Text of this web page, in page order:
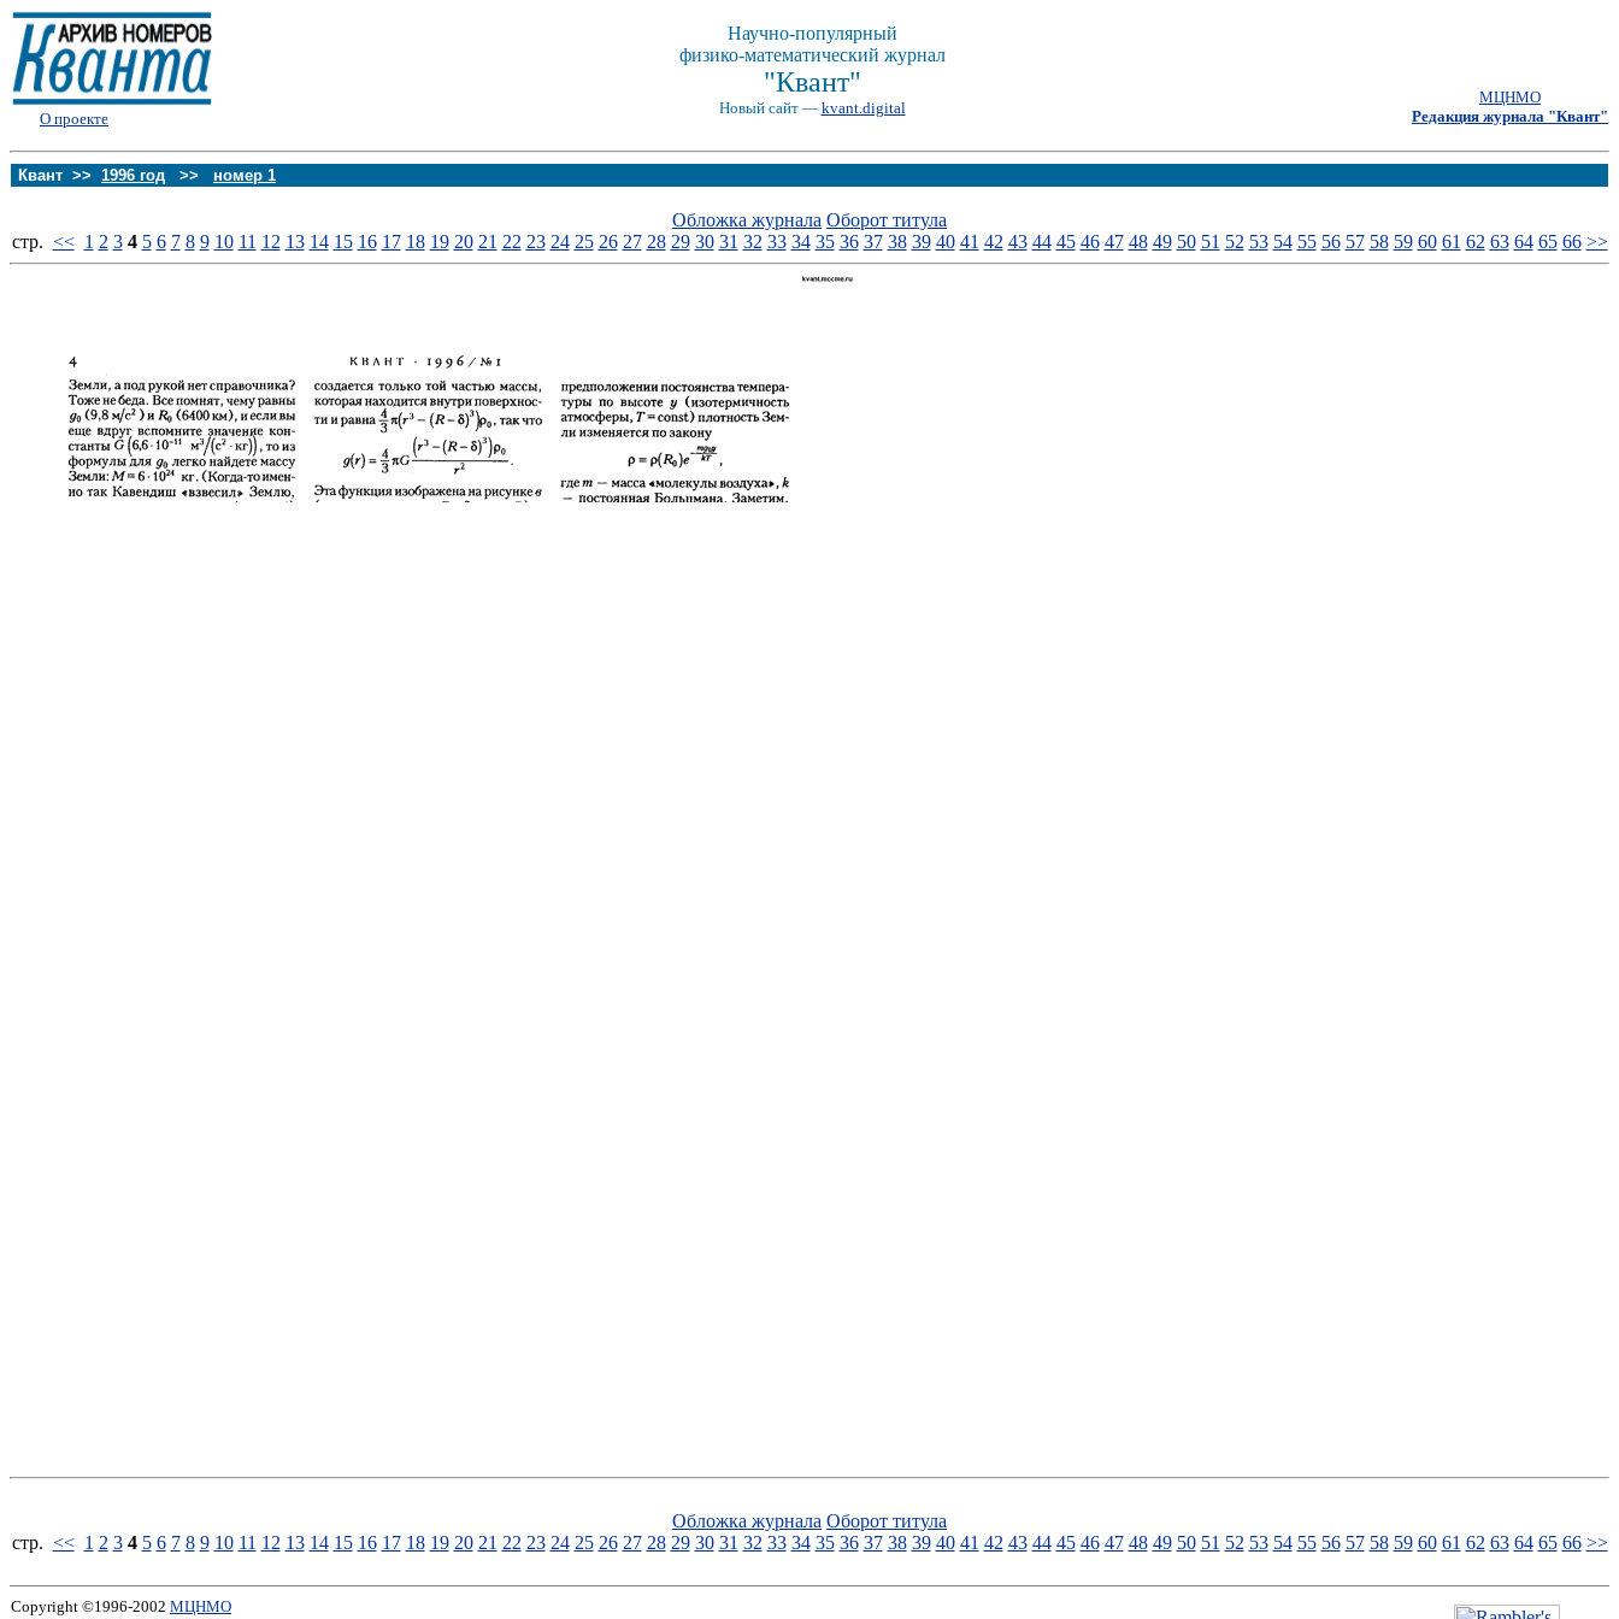
О проекте
Научно-популярный
физико-математический журнал
"Квант"
Новый сайт — kvant.digital
МЦНМО
Редакция журнала "Квант"
Квант >> 1996 год >> номер 1
Обложка журнала Оборот титула
стp. << 1 2 3 4 5 6 7 8 9 10 11 12 13 14 15 16 17 18 19 20 21 22 23 24 25 26 27 28 29 30 31 32 33 34 35 36 37 38 39 40 41 42 43 44 45 46 47 48 49 50 51 52 53 54 55 56 57 58 59 60 61 62 63 64 65 66 >>
Обложка журнала Оборот титула
стp. << 1 2 3 4 5 6 7 8 9 10 11 12 13 14 15 16 17 18 19 20 21 22 23 24 25 26 27 28 29 30 31 32 33 34 35 36 37 38 39 40 41 42 43 44 45 46 47 48 49 50 51 52 53 54 55 56 57 58 59 60 61 62 63 64 65 66 >>
Copyright ©1996-2002 МЦНМО